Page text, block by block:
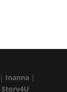
| Inanna |
Story4U